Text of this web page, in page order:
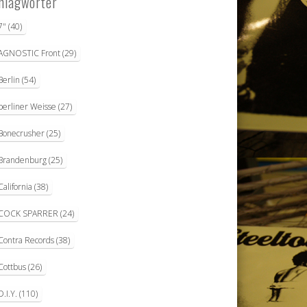
(40)
Front(29)
(54)
Weisse (27)
(25)
(25)
(38)
SPARRER (24)
Records(38)
(26)
(110)